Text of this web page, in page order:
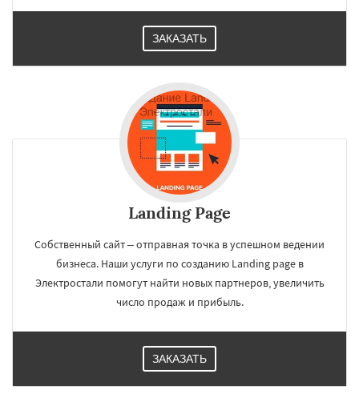
ЗАКАЗАТЬ
Landing Page
Собственный сайт – отправная точка в успешном ведении
бизнеса. Наши услуги по созданию Landing page в
Электростали помогут найти новых партнеров, увеличить
число продаж и прибыль.
ЗАКАЗАТЬ